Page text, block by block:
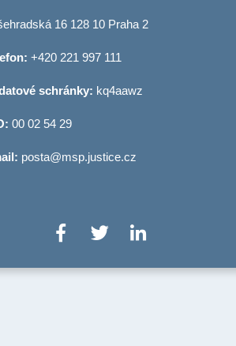
16 128 10 Praha 2
+420 221 997 111
schránky: kq4aawz
00 02 54 29
posta@msp.justice.cz